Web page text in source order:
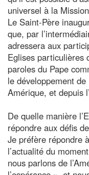
universel à la
Le Saint-Père
que, par
adressera aux
Eglises particulières
paroles du Pape
le développement
Amérique, et depuis
De quelle manière
répondre aux défis
Je préfère répondre
l’actualité du
nous parlons de